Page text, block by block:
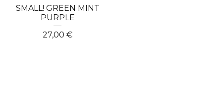
SMALL! GREEN MINT
PURPLE
27,00 €